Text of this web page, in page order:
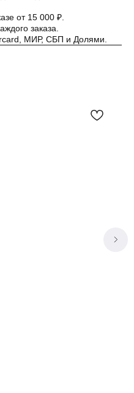
от 15 000 ₽.
заказа.
МИР, СБП и Долями.